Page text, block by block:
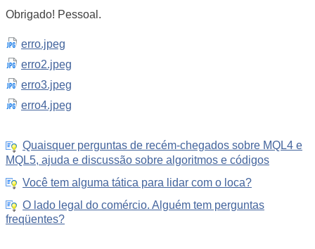
Obrigado! Pessoal.
erro.jpeg
erro2.jpeg
erro3.jpeg
erro4.jpeg
Quaisquer perguntas de recém-chegados sobre MQL4 e
MQL5, ajuda e discussão sobre algoritmos e códigos
Você tem alguma tática para lidar com o loca?
O lado legal do comércio. Alguém tem perguntas
freqüentes?